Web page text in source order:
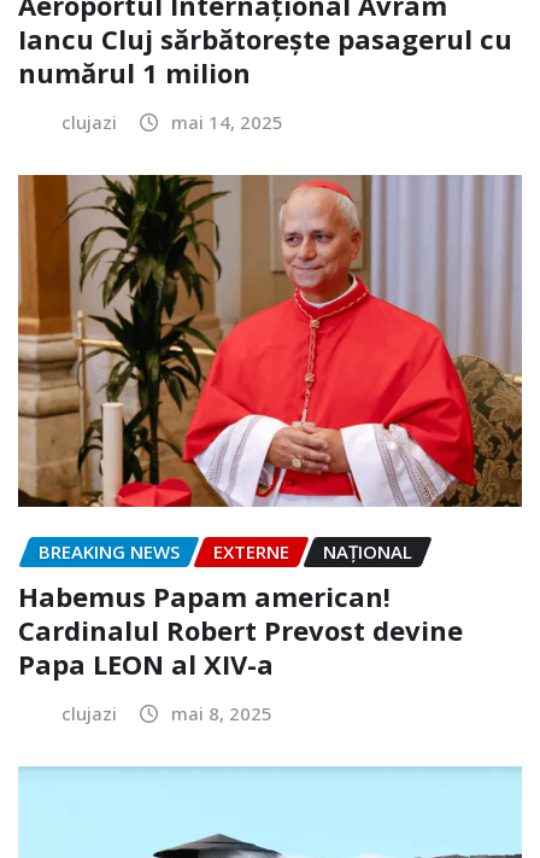
Iancu Cluj sărbătorește pasagerul cu
numărul 1 milion
clujazi mai 14, 2025
BREAKING NEWS EXTERNE NAŢIONAL
Habemus Papam american!
Cardinalul Robert Prevost devine
Papa LEON al XIV-a
clujazi mai 8, 2025